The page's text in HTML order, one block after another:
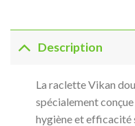
Description
La raclette Vikan
spécialement
hygiène et efficacité